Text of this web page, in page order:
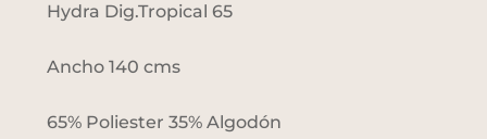
Hydra Dig.Tropical 65
Ancho 140 cms
65% Poliester 35% Algodón